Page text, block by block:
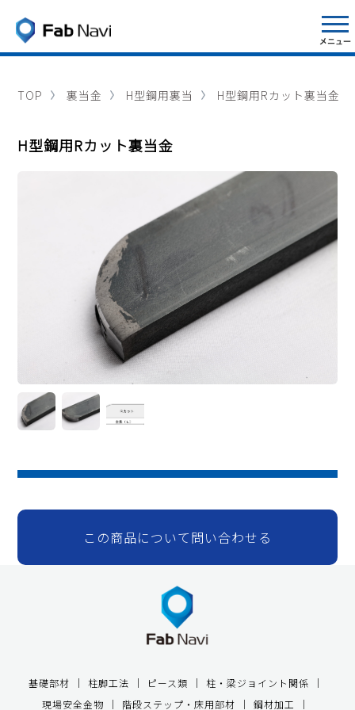
TOP 裏当金 H型鋼用裏当 H型鋼用Rカット裏当金
H型鋼用Rカット裏当金
この商品について問い合わせる
基礎部材 柱脚工法 ピース類
柱・梁ジョイント関係
現場安全金物
階段ステップ・床用部材 鋼材加工